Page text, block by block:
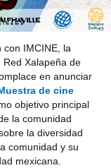
con IMCINE, la
Red Xalapeña de
en anunciar
de cine
objetivo principal
la comunidad
la diversidad
comunidad y su
mexicana.